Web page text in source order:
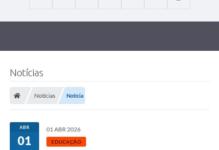
Notícias
Notícias Notícia
ABR
01
01 ABR 2026
EDUCAÇÃO